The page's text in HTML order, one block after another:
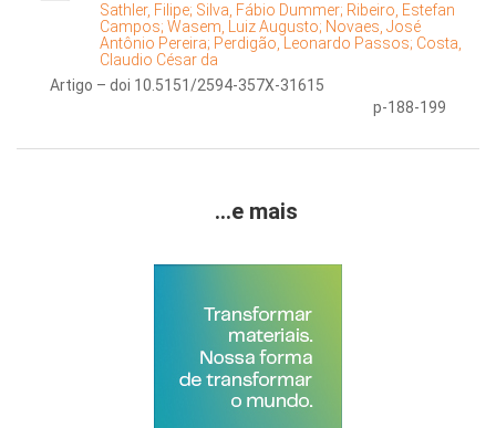
Sathler, Filipe; Silva, Fábio Dummer; Ribeiro, Estefan
Campos; Wasem, Luiz Augusto; Novaes, José
Antônio Pereira; Perdigão, Leonardo Passos; Costa,
Claudio César da
Artigo – doi 10.5151/2594-357X-31615
p-188-199
...e mais